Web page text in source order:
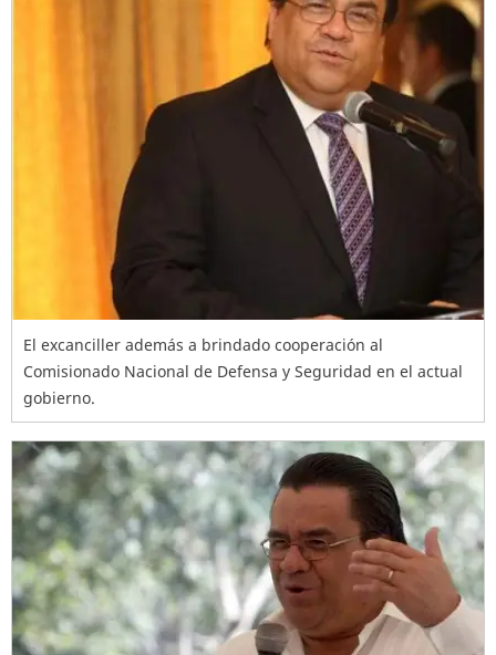
El excanciller además a brindado cooperación al
Comisionado Nacional de Defensa y Seguridad en el actual
gobierno.